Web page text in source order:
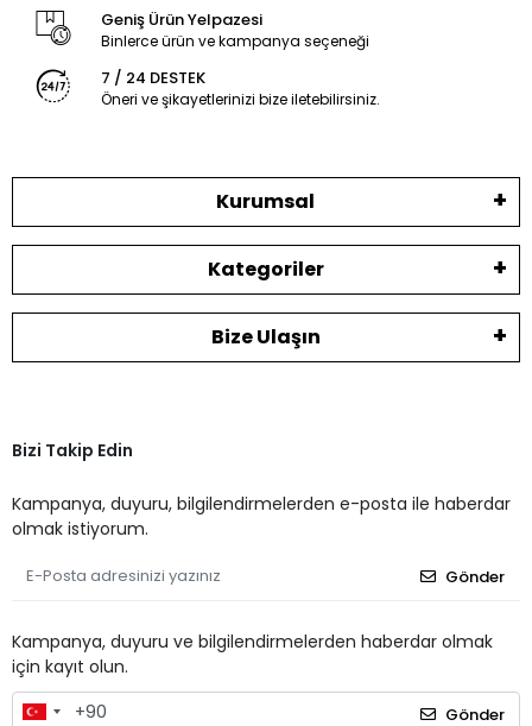
Geniş Ürün Yelpazesi
Binlerce ürün ve kampanya seçeneği
7 / 24 DESTEK
Öneri ve şikayetlerinizi bize iletebilirsiniz.
Kurumsal
Kategoriler
Bize Ulaşın
Bizi Takip Edin
Kampanya, duyuru, bilgilendirmelerden e-posta ile haberdar
olmak istiyorum.
Gönder
Kampanya, duyuru ve bilgilendirmelerden haberdar olmak
için kayıt olun.
Gönder